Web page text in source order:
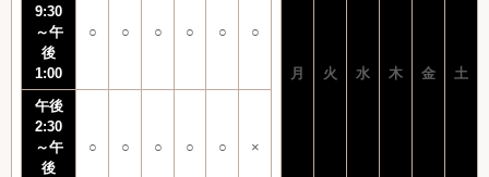
9:30
～午
後
1:00
○ ○ ○ ○ ○ ○
午後
2:30
～午
後
○ ○ ○ ○ ○ ×
月 火 水 木 金 土